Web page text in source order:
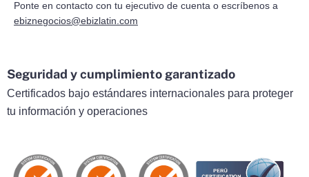
Ponte en contacto con tu ejecutivo de cuenta o escríbenos a
ebiznegocios@ebizlatin.com
Seguridad y cumplimiento garantizado
Certificados bajo estándares internacionales para proteger
tu información y operaciones